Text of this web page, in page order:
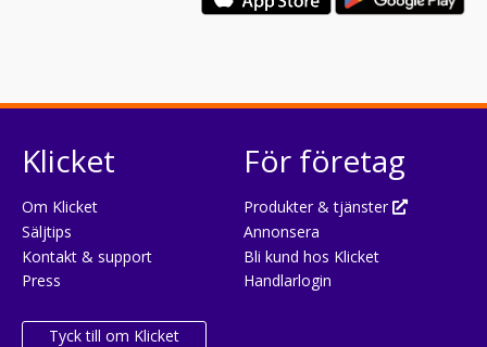
Klicket
Om Klicket
Säljtips
Kontakt & support
Press
Tyck till om Klicket
För företag
Produkter & tjänster
Annonsera
Bli kund hos Klicket
Handlarlogin